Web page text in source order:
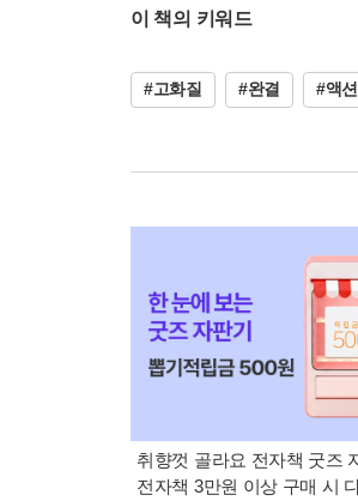
이 책의 키워드
#고화질 #완결 #액
취향껏 골라요 전자책 굿즈
전자책 3만원 이상 구매 시